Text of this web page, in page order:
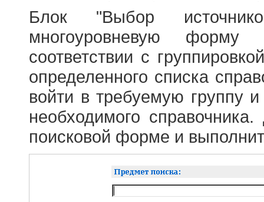
Блок "Выбор
многоуровневую форму
соответствии с
определенного списка
войти в требуемую группу и
необходимого
поисковой форме и